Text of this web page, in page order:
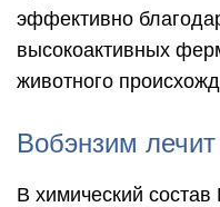
эффективно
высокоактивных
животного
Вобэнзим
В химический